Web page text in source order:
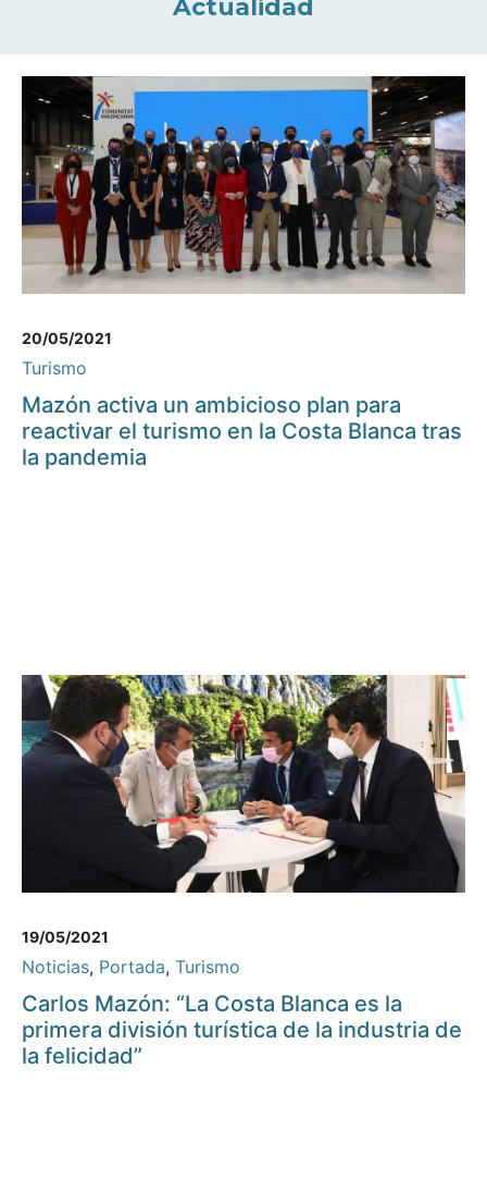
Actualidad
20/05/2021
Turismo
Mazón activa un ambicioso plan para
reactivar el turismo en la Costa Blanca tras
la pandemia
19/05/2021
Noticias, Portada, Turismo
Carlos Mazón: “La Costa Blanca es la
primera división turística de la industria de
la felicidad”